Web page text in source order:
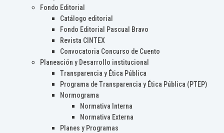
Fondo Editorial
Catálogo editorial
Fondo Editorial Pascual Bravo
Revista CINTEX
Convocatoria Concurso de Cuento
Planeación y Desarrollo institucional
Transparencia y Ética Pública
Programa de Transparencia y Ética Pública (PTEP)
Normograma
Normativa Interna
Normativa Externa
Planes y Programas